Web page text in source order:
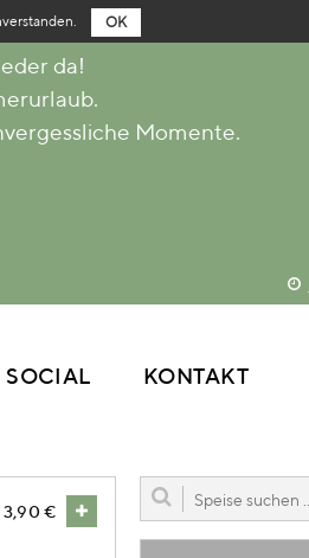
da!
Momente.
SOCIAL KONTAKT
3,90 €
OK